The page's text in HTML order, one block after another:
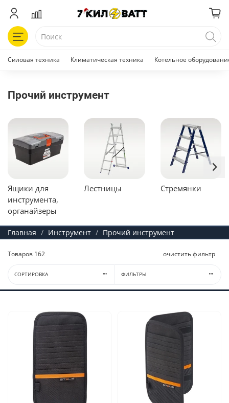
Силовая техника Климатическая техника Котельное
Прочий инструмент
Ящики для
инструмента,
органайзеры
Лестницы Стремянки
Главная Инструмент Прочий инструмент
Товаров 162 очистить фильтр
СОРТИРОВКА ФИЛЬТРЫ